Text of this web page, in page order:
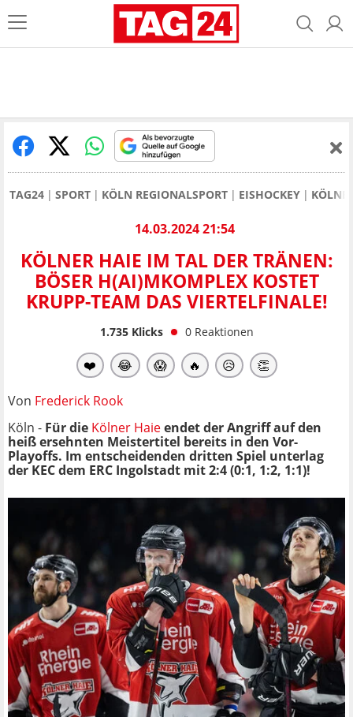
TAG24 SPORT KÖLN REGIONALSPORT EISHOCKEY
14.03.2024 21:54
KÖLNER HAIE IM TAL DER TRÄNEN:
BÖSER H(AI)MKOMPLEX KOSTET
KRUPP-TEAM DAS VIERTELFINALE!
1.735Klicks 0 Reaktionen
❤️ 😂 😱 🔥 😥 👏
Von Frederick Rook
Köln - Für die Kölner Haieendet der Angriff auf den
heiß ersehnten Meistertitel bereits in den Vor-
Playoffs. Im entscheidenden dritten Spiel unterlag
der KEC dem ERC Ingolstadt mit 2:4 (0:1, 1:2, 1:1)!